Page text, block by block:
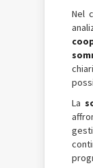
Nel
La